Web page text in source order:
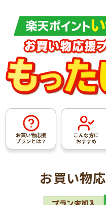
お買い物応援
プランとは？
こんな方に
おすすめ
お買い物